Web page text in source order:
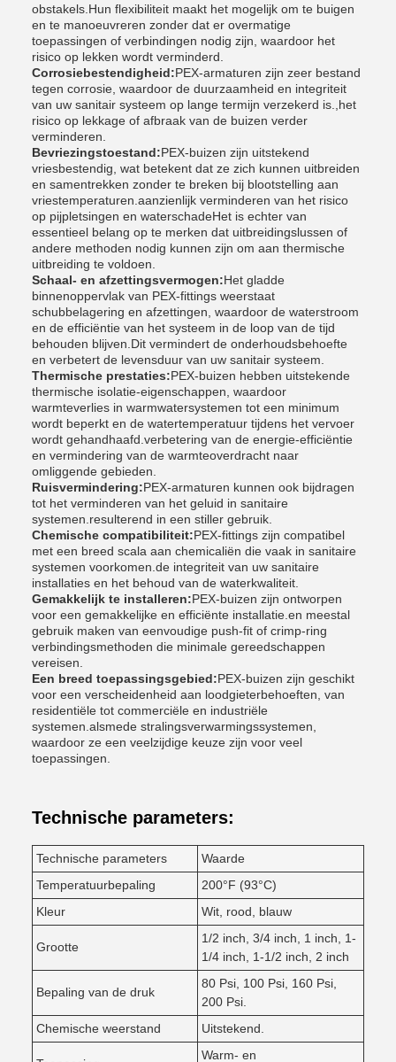
obstakels.Hun flexibiliteit maakt het mogelijk om te buigen
en te manoeuvreren zonder dat er overmatige
toepassingen of verbindingen nodig zijn, waardoor het
risico op lekken wordt verminderd.
Corrosiebestendigheid:PEX-armaturen zijn zeer bestand
tegen corrosie, waardoor de duurzaamheid en integriteit
van uw sanitair systeem op lange termijn verzekerd is.,het
risico op lekkage of afbraak van de buizen verder
verminderen.
Bevriezingstoestand:PEX-buizen zijn uitstekend
vriesbestendig, wat betekent dat ze zich kunnen uitbreiden
en samentrekken zonder te breken bij blootstelling aan
vriestemperaturen.aanzienlijk verminderen van het risico
op pijpletsingen en waterschadeHet is echter van
essentieel belang op te merken dat uitbreidingslussen of
andere methoden nodig kunnen zijn om aan thermische
uitbreiding te voldoen.
Schaal- en afzettingsvermogen:Het gladde
binnenoppervlak van PEX-fittings weerstaat
schubbelagering en afzettingen, waardoor de waterstroom
en de efficiëntie van het systeem in de loop van de tijd
behouden blijven.Dit vermindert de onderhoudsbehoefte
en verbetert de levensduur van uw sanitair systeem.
Thermische prestaties:PEX-buizen hebben uitstekende
thermische isolatie-eigenschappen, waardoor
warmteverlies in warmwatersystemen tot een minimum
wordt beperkt en de watertemperatuur tijdens het vervoer
wordt gehandhaafd.verbetering van de energie-efficiëntie
en vermindering van de warmteoverdracht naar
omliggende gebieden.
Ruisvermindering:PEX-armaturen kunnen ook bijdragen
tot het verminderen van het geluid in sanitaire
systemen.resulterend in een stiller gebruik.
Chemische compatibiliteit:PEX-fittings zijn compatibel
met een breed scala aan chemicaliën die vaak in sanitaire
systemen voorkomen.de integriteit van uw sanitaire
installaties en het behoud van de waterkwaliteit.
Gemakkelijk te installeren:PEX-buizen zijn ontworpen
voor een gemakkelijke en efficiënte installatie.en meestal
gebruik maken van eenvoudige push-fit of crimp-ring
verbindingsmethoden die minimale gereedschappen
vereisen.
Een breed toepassingsgebied:PEX-buizen zijn geschikt
voor een verscheidenheid aan loodgieterbehoeften, van
residentiële tot commerciële en industriële
systemen.alsmede stralingsverwarmingssystemen,
waardoor ze een veelzijdige keuze zijn voor veel
toepassingen.
Technische parameters:
Technische parameters
Waarde
Temperatuurbepaling
200°F (93°C)
Kleur
Wit, rood, blauw
Grootte
1/2 inch, 3/4 inch, 1 inch, 1-
1/4 inch, 1-1/2 inch, 2 inch
Bepaling van de druk
80 Psi, 100 Psi, 160 Psi,
200 Psi.
Chemische weerstand
Uitstekend.
Warm- en